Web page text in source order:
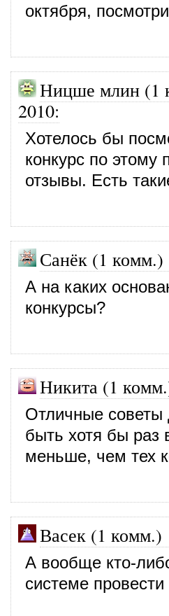
октября,
Ницше млин (1
2010:
Хотелось бы
конкурс по этому
отзывы. Есть
Санёк (1 комм.)
А на каких
конкурсы?
Никита (1
Отличные советы
быть хотя бы раз
меньше, чем тех
Васек (1 комм.)
А вообще кто-
системе